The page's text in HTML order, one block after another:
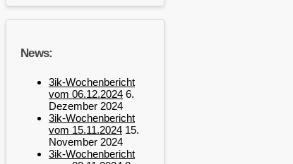
News:
3ik-Wochenbericht
vom 06.12.2024 6.
Dezember 2024
3ik-Wochenbericht
vom 15.11.2024 15.
November 2024
3ik-Wochenbericht